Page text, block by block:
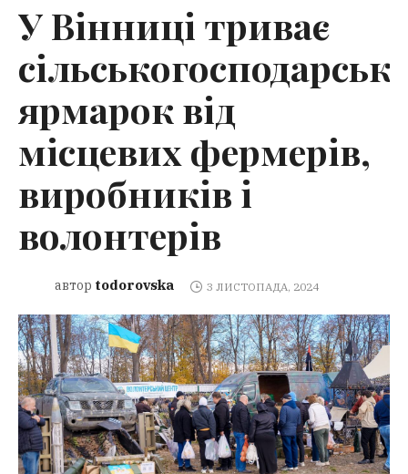
У Вінниці триває
ярмарок від
місцевих фермерів,
виробників і
волонтерів
автор todorovska 3 ЛИСТОПАДА, 2024